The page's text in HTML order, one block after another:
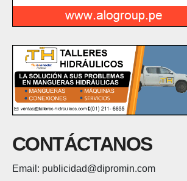
CONTÁCTANOS
Email: publicidad@dipromin.com